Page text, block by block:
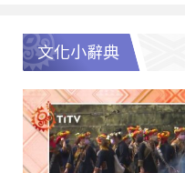
文化小辭典